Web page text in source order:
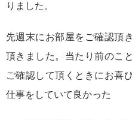
りました。
先週末にお部屋をご確認頂
頂きました。当たり前のこ
ご確認して頂くときにお喜
仕事をしていて良かった